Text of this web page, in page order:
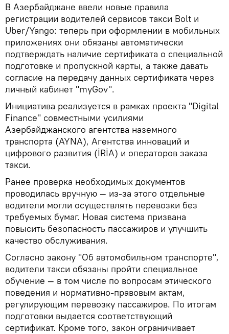
В Азербайджане ввели новые правила
регистрации водителей сервисов такси Bolt и
Uber/Yango: теперь при оформлении в мобильных
приложениях они обязаны автоматически
подтверждать наличие сертификата о специальной
подготовке и пропускной карты, а также давать
согласие на передачу данных сертификата через
личный кабинет "myGov".
Инициатива реализуется в рамках проекта "Digital
Finance" совместными усилиями
Азербайджанского агентства наземного
транспорта (AYNA), Агентства инноваций и
цифрового развития (İRİA) и операторов заказа
такси.
Ранее проверка необходимых документов
проводилась вручную — из‑за этого отдельные
водители могли осуществлять перевозки без
требуемых бумаг. Новая система призвана
повысить безопасность пассажиров и улучшить
качество обслуживания.
Согласно закону "Об автомобильном транспорте",
водители такси обязаны пройти специальное
обучение — в том числе по вопросам этического
поведения и нормативно‑правовым актам,
регулирующим перевозку пассажиров. По итогам
подготовки выдается соответствующий
сертификат. Кроме того, закон ограничивает